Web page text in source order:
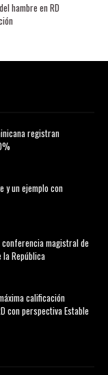
hambre en RD
registran
y un ejemplo con
magistral de
República
calificación
con perspectiva Estable